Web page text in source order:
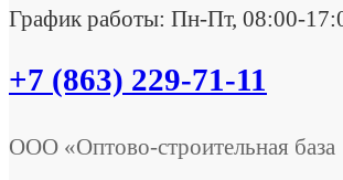
График работы: Пн-Пт, 08:00-
+7 (863) 229-71-11
ООО «Оптово-строительная база